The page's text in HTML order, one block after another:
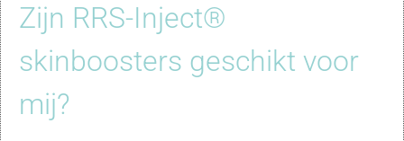
Zijn RRS-Inject®
skinboosters geschikt voor
mij?